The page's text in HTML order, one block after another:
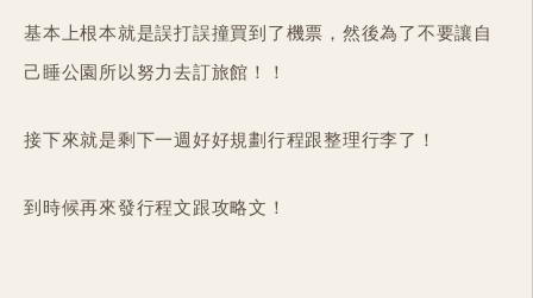
基本上根本就是誤打誤撞買到了機票，然後為了不要讓自
己睡公園所以努力去訂旅館！！
接下來就是剩下一週好好規劃行程跟整理行李了！
到時候再來發行程文跟攻略文！